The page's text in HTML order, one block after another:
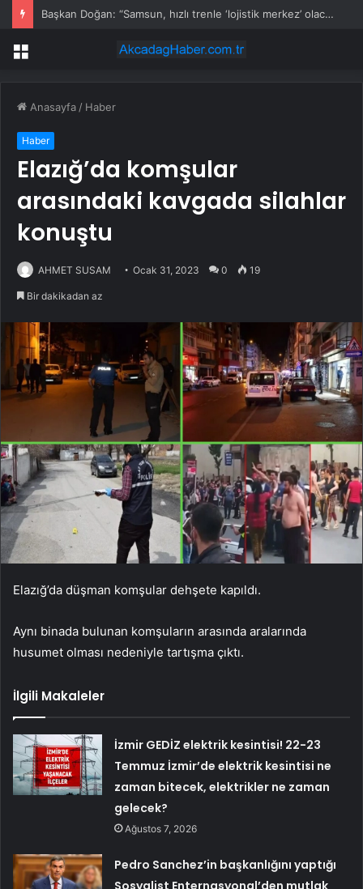
Başkan Doğan: “Samsun, hızlı trenle ‘lojistik merkez’ olacak”
Menü
Anasayfa / Haber
Haber
Elazığ’da komşular
arasındaki kavgada silahlar
konuştu
AHMET SUSAM Ocak 31, 2023 0 19
Bir dakikadan az
Elazığ’da düşman komşular dehşete kapıldı.
Aynı binada bulunan komşuların arasında aralarında
husumet olması nedeniyle tartışma çıktı.
İlgili Makaleler
İzmir GEDİZ elektrik kesintisi! 22-23
Temmuz İzmir’de elektrik kesintisi ne
zaman bitecek, elektrikler ne zaman
gelecek?
Ağustos 7, 2026
Pedro Sanchez’in başkanlığını yaptığı
Sosyalist Enternasyonal’den mutlak